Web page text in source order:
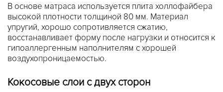
В основе матраса используется плита холлофайбера
высокой плотности толщиной 80 мм. Материал
упругий, хорошо сопротивляется сжатию,
восстанавливает форму после нагрузки и относится к
гипоаллергенным наполнителям с хорошей
воздухопроницаемостью.
Кокосовые слои с двух сторон